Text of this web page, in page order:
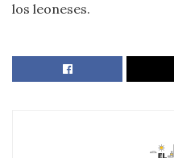
los leoneses.